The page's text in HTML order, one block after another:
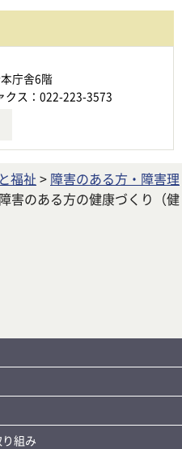
庁舎6階
クス：022-223-3573
福祉 > 障害のある方・障害理
害のある方の健康づくり（健
組み